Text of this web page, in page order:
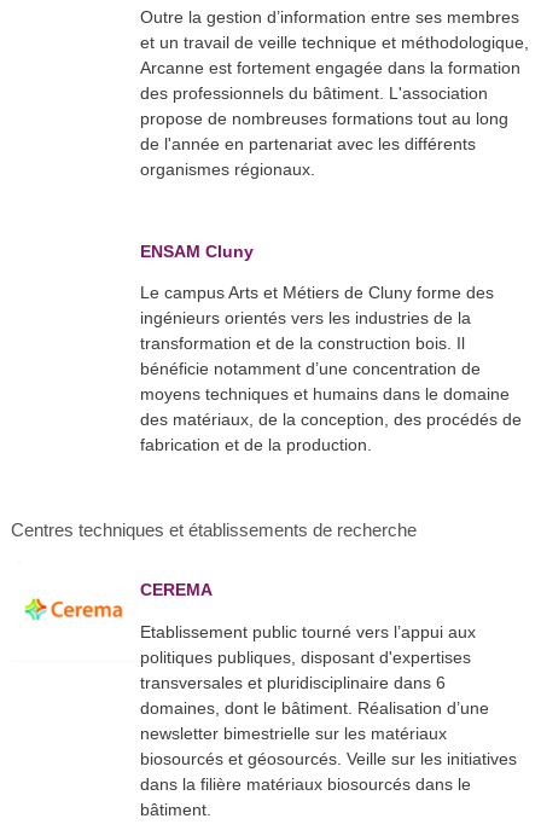
Outre la gestion d’information entre ses membres
et un travail de veille technique et méthodologique,
Arcanne est fortement engagée dans la formation
des professionnels du bâtiment. L'association
propose de nombreuses formations tout au long
de l'année en partenariat avec les différents
organismes régionaux.
ENSAM Cluny
Le campus Arts et Métiers de Cluny forme des
ingénieurs orientés vers les industries de la
transformation et de la construction bois. Il
bénéficie notamment d’une concentration de
moyens techniques et humains dans le domaine
des matériaux, de la conception, des procédés de
fabrication et de la production.
Centres techniques et établissements de recherche
CEREMA
Etablissement public tourné vers l’appui aux
politiques publiques, disposant d'expertises
transversales et pluridisciplinaire dans 6
domaines, dont le bâtiment. Réalisation d’une
newsletter bimestrielle sur les matériaux
biosourcés et géosourcés. Veille sur les initiatives
dans la filière matériaux biosourcés dans le
bâtiment.